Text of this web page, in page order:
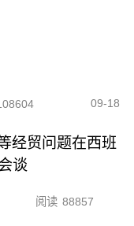
09-18
经贸问题在西班
谈
阅读 88857